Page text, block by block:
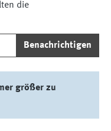
die
Benachrichtigen
größer zu